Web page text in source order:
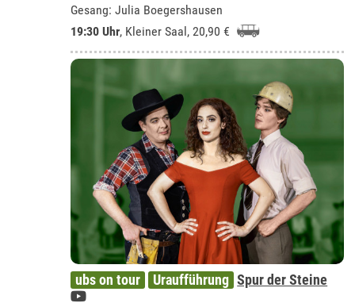
Gesang: Julia Boegershausen
19:30 Uhr, Kleiner Saal , 20,90 €
ubs on tour Uraufführung Spur der Steine